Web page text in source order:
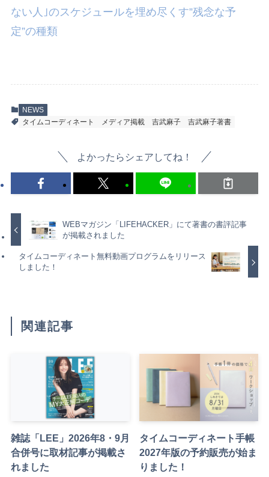
ない人｣のスケジュールを埋め尽くす”残念な予
定”の種類
NEWS
タイムコーディネート
メディア掲載 吉武麻子 吉武麻子著書
よかったらシェアしてね！
WEBマガジン「LIFEHACKER」にて著書の書評記事
が掲載されました
タイムコーディネート無料動画プログラムをリリース
しました！
関連記事
雑誌「LEE」2026年8・9月
合併号に取材記事が掲載さ
れました
タイムコーディネート手帳
2027年版の予約販売が始ま
りました！